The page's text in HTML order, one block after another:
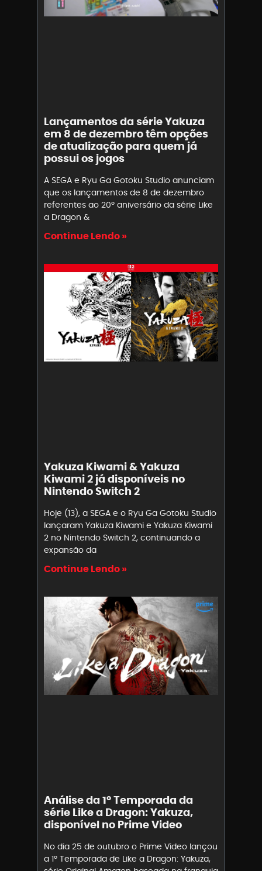
Lançamentos da série Yakuza
em 8 de dezembro têm opções
de atualização para quem já
possui os jogos
A SEGA e Ryu Ga Gotoku Studio anunciam
que os lançamentos de 8 de dezembro
referentes ao 20º aniversário da série Like
a Dragon &
Continue Lendo »
Yakuza Kiwami & Yakuza
Kiwami 2 já disponíveis no
Nintendo Switch 2
Hoje (13), a SEGA e o Ryu Ga Gotoku Studio
lançaram Yakuza Kiwami e Yakuza Kiwami
2 no Nintendo Switch 2, continuando a
expansão da
Continue Lendo »
Análise da 1º Temporada da
série Like a Dragon: Yakuza,
disponível no Prime Video
No dia 25 de outubro o Prime Video lançou
a 1º Temporada de Like a Dragon: Yakuza,